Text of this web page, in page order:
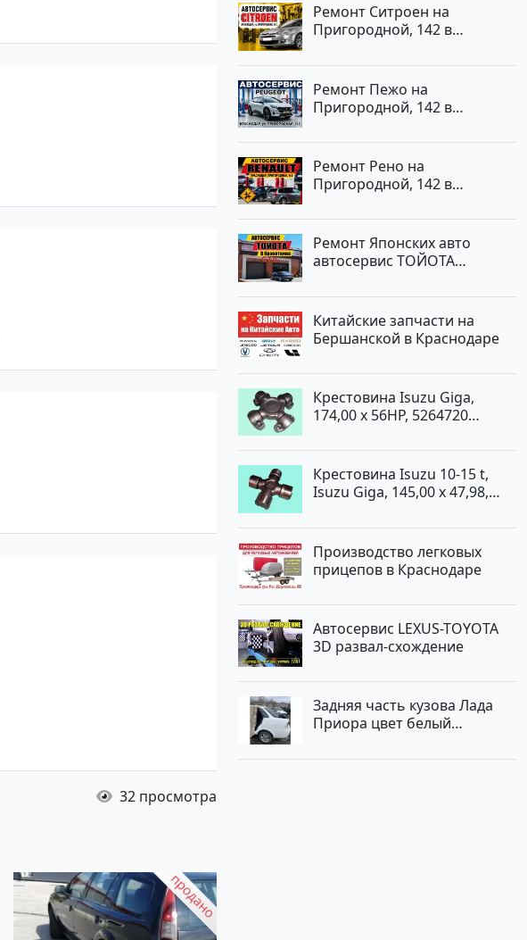
32 просмотра
Ремонт Ситроен на
Пригородной, 142 в
Ремонт Пежо на
Пригородной, 142 в
Ремонт Рено на
Пригородной, 142 в
Ремонт Японских авто
автосервис ТОЙОТА
Китайские запчасти на
Бершанской в Краснодаре
Крестовина Isuzu Giga,
174,00 x 56HP, 5264720
Крестовина Isuzu 10-15 t,
Isuzu Giga, 145,00 x 47,98,
Производство легковых
прицепов в Краснодаре
Автосервис LEXUS-TOYOTA
3D развал-схождение
Задняя часть кузова Лада
Приора цвет белый